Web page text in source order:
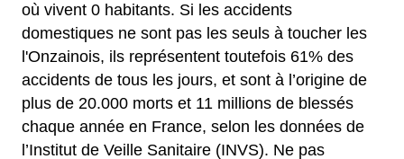
où vivent 0 habitants. Si les accidents
domestiques ne sont pas les seuls à toucher les
l'Onzainois, ils représentent toutefois 61% des
accidents de tous les jours, et sont à l’origine de
plus de 20.000 morts et 11 millions de blessés
chaque année en France, selon les données de
l’Institut de Veille Sanitaire (INVS). Ne pas